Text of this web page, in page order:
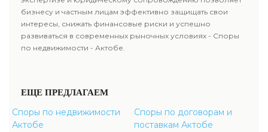
бизнесу и частным лицам эффективно защищать свои
интересы, снижать финансовые риски и успешно
развиваться в современных рыночных условиях - Споры
по недвижимости - Актобе.
ЕЩЕ ПРЕДЛАГАЕМ
Споры по недвижимости
Актобе
Споры по договорам и
поставкам Актобе